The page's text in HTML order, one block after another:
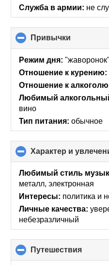
Служба в армии: не
Привычки
to
collapse
contents
Режим дня: "жаворонок"
Отношение к курению:
Отношение к
Любимый
вино
Тип питания: обычное
Характер и
Любимый стиль
металл, электронная
Интересы: политика и
Личные качества:
небезразличный
Путешествия
to